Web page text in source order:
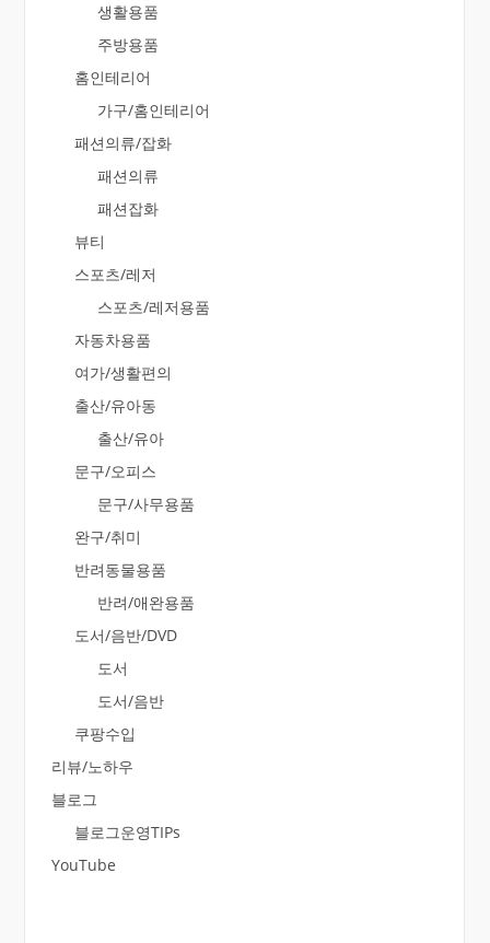
생활용품
주방용품
홈인테리어
가구/홈인테리어
패션의류/잡화
패션의류
패션잡화
뷰티
스포츠/레저
스포츠/레저용품
자동차용품
여가/생활편의
출산/유아동
출산/유아
문구/오피스
문구/사무용품
완구/취미
반려동물용품
반려/애완용품
도서/음반/DVD
도서
도서/음반
쿠팡수입
리뷰/노하우
블로그
블로그운영TIPs
YouTube